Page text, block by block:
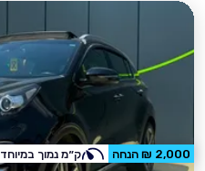
2,000 ₪ הנחה ק״מ נמוך במיוחד